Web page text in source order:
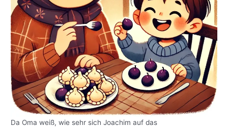
Da Oma weiß, wie sehr sich Joachim auf das